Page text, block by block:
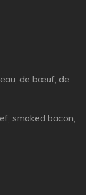
de bœuf, de
smoked bacon,